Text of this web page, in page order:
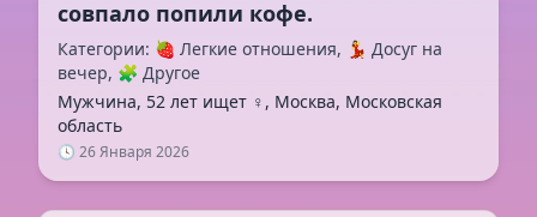
Категории: 🍓 Легкие отношения, 💃 Досуг на
вечер, 🧩 Другое
Мужчина, 52 лет ищет ♀️, Москва, Московская
область
🕓 26 Января 2026